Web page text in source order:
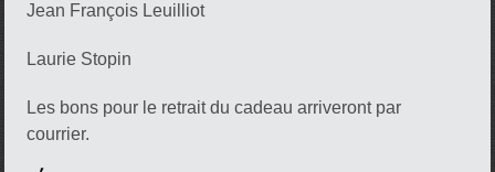
Jean François Leuilliot
Laurie Stopin
Les bons pour le retrait du cadeau arriveront par
courrier.